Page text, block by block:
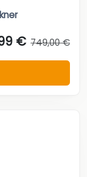
€ 749,00 €